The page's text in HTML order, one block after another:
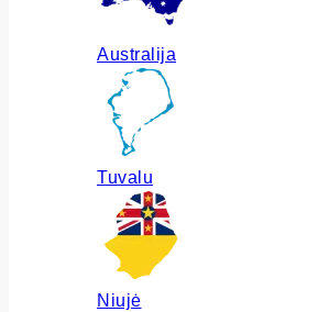
Australija
Tuvalu
Niujė